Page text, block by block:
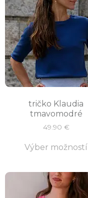
tričko Klaudia
tmavomodré
49.90 €
Výber možností